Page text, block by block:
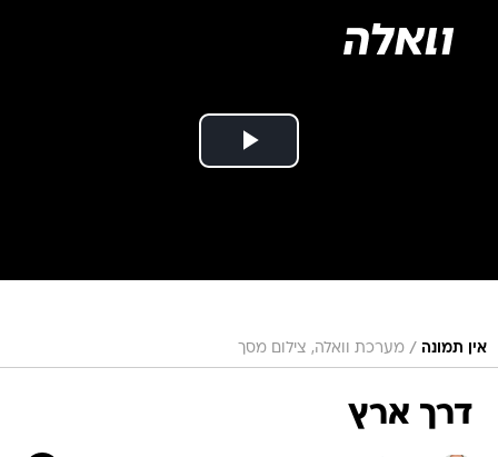
אין תמונה / מערכת וואלה, צילום מסך
דרך ארץ